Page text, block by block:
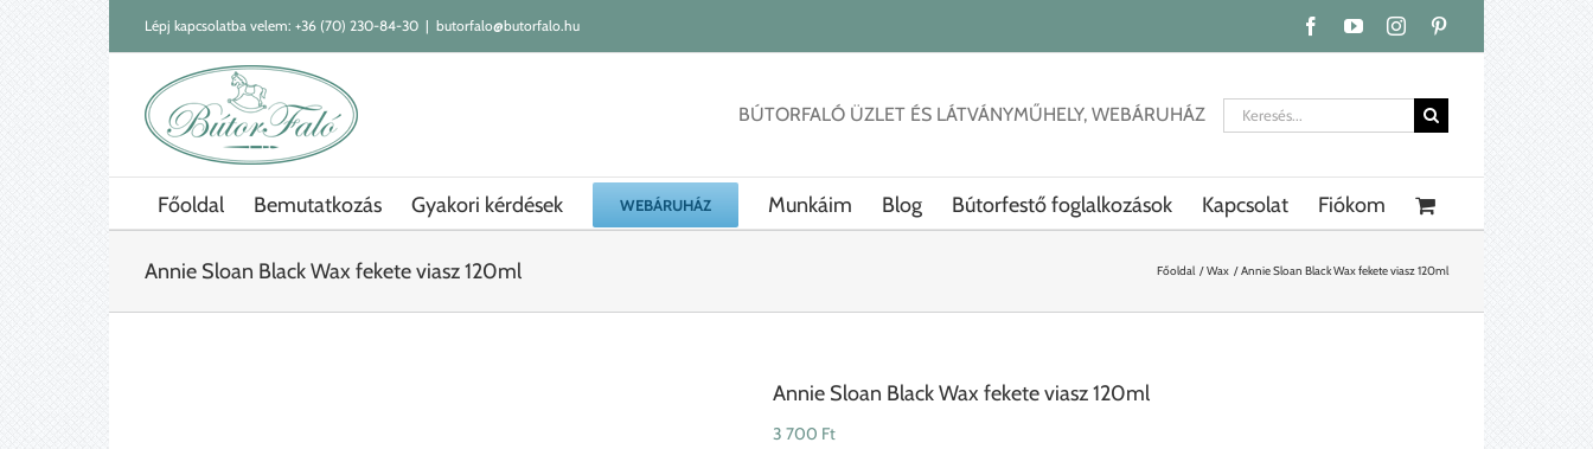
Lépj kapcsolatba velem: +36 (70) 230-84-30 | butorfalo@butorfalo.hu FacebookYouTubeInstagram
BÚTORFALÓ ÜZLET ÉS LÁTVÁNYMŰHELY, WEBÁRUHÁZ Keresés...
Főoldal Bemutatkozás Gyakori kérdések WEBÁRUHÁZ Munkáim Blog Bútorfestő foglalkozások Kapcsolat Fiókom
Annie Sloan Black Wax fekete viasz 120ml Főoldal Wax Annie Sloan Black Wax fekete viasz 120ml
Annie Sloan Black Wax fekete viasz 120ml
3 700 Ft